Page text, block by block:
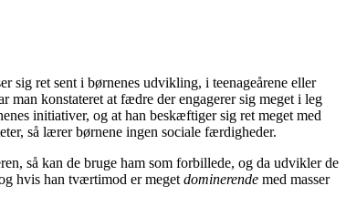
sig ret sent i børnenes udvikling, i teenageårene eller
konstateret at fædre der engagerer sig meget i leg
initiativer, og at han beskæftiger sig ret meget med
så lærer børnene ingen sociale færdigheder.
så kan de bruge ham som forbillede, og da udvikler de
hvis han tværtimod er meget dominerende med masser